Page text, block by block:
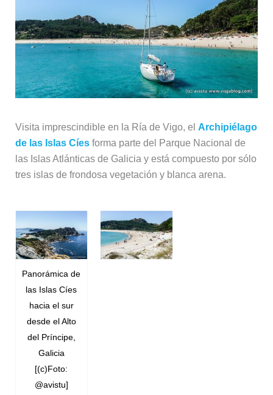
Visita imprescindible en la Ría de Vigo, el Archipiélago
de las Islas Cíesforma parte del Parque Nacional de
las Islas Atlánticas de Galicia y está compuesto por sólo
tres islas de frondosa vegetación y blanca arena.
Panorámica de
las Islas Cíes
hacia el sur
desde el Alto
del Príncipe,
Galicia
[(c)Foto:
@avistu]